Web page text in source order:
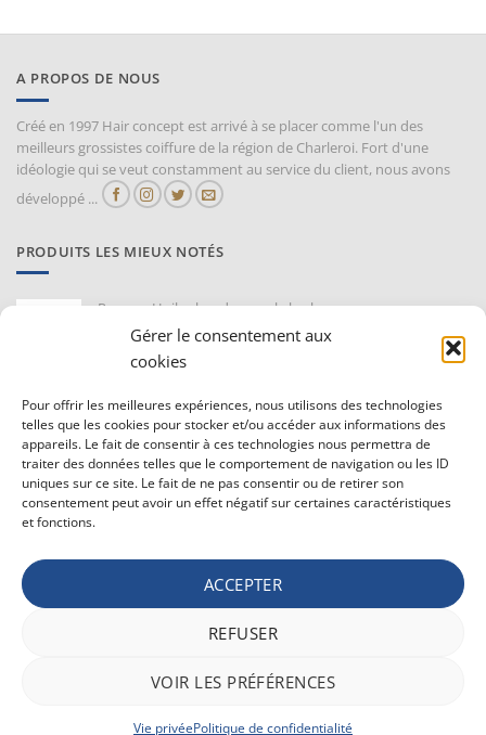
Gérer le consentement aux
cookies
Pour offrir les meilleures expériences, nous utilisons des technologies
telles que les cookies pour stocker et/ou accéder aux informations des
appareils. Le fait de consentir à ces technologies nous permettra de
traiter des données telles que le comportement de navigation ou les ID
uniques sur ce site. Le fait de ne pas consentir ou de retirer son
consentement peut avoir un effet négatif sur certaines caractéristiques
et fonctions.
ACCEPTER
REFUSER
VOIR LES PRÉFÉRENCES
Vie privéePolitique de confidentialité
A PROPOS DE NOUS
Créé en 1997 Hair concept est arrivé à se placer comme l'un des
meilleurs grossistes coiffure de la région de Charleroi. Fort d'une
idéologie qui se veut constamment au service du client, nous avons
développé ...
PRODUITS LES MIEUX NOTÉS
Proraso Huile chaude pour la barbe
10,30€ TVAC
Barburys Bloc d'alun 75 gr
7,20€
CONDITIONS GÉNÉRALE DE VENTE ET VIE PRIVÉE
Vie privée
Politique de confidentialité